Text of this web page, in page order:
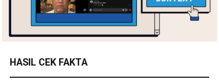
HASIL CEK FAKTA